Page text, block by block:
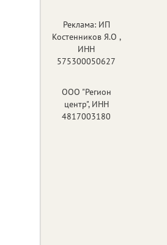
Реклама: ИП
Костенников Я.О ,
ИНН
575300050627
ООО "Регион
центр", ИНН
4817003180